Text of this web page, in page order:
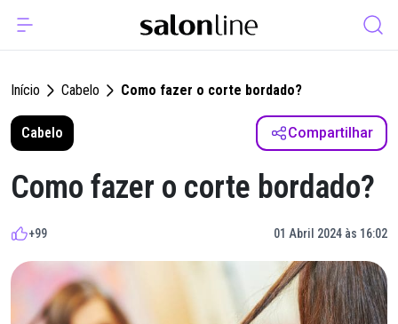
Início Cabelo Como fazer o corte bordado?
Cabelo Compartilhar
Como fazer o corte bordado?
+99 01 Abril 2024 às 16:02